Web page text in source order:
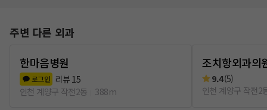
주변 다른 외과
한마음병원
로그인 리뷰 15
인천 계양구 작전2동
388m
조치항외과의
9.4(5)
인천 계양구 작전2